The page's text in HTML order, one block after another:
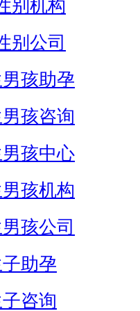
别机构
别公司
孩助孕
孩咨询
孩中心
孩机构
孩公司
助孕
咨询